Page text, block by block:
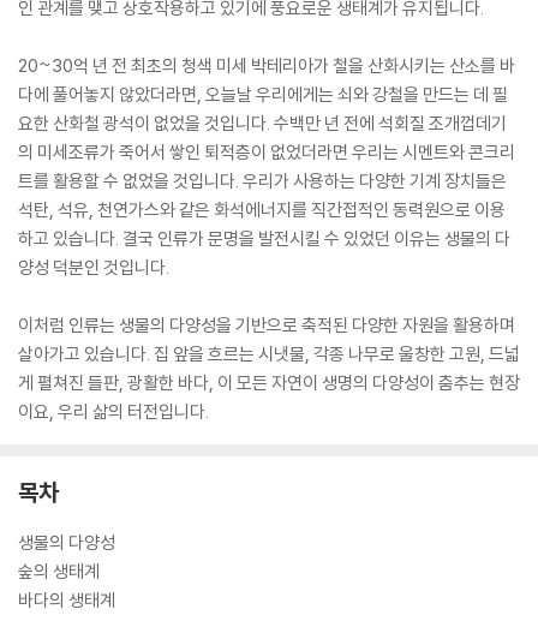
인 관계를 맺고 상호작용하고 있기에 풍요로운 생태계가 유지됩니다.
20~30억 년 전 최초의 청색 미세 박테리아가 철을 산화시키는 산소를 바
다에 풀어놓지 않았더라면, 오늘날 우리에게는 쇠와 강철을 만드는 데 필
요한 산화철 광석이 없었을 것입니다. 수백만 년 전에 석회질 조개껍데기
의 미세조류가 죽어서 쌓인 퇴적층이 없었더라면 우리는 시멘트와 콘크리
트를 활용할 수 없었을 것입니다. 우리가 사용하는 다양한 기계 장치들은
석탄, 석유, 천연가스와 같은 화석에너지를 직간접적인 동력원으로 이용
하고 있습니다. 결국 인류가 문명을 발전시킬 수 있었던 이유는 생물의 다
양성 덕분인 것입니다.
이처럼 인류는 생물의 다양성을 기반으로 축적된 다양한 자원을 활용하며
살아가고 있습니다. 집 앞을 흐르는 시냇물, 각종 나무로 울창한 고원, 드넓
게 펼쳐진 들판, 광활한 바다, 이 모든 자연이 생명의 다양성이 춤추는 현장
이요, 우리 삶의 터전입니다.
목차
생물의 다양성
숲의 생태계
바다의 생태계